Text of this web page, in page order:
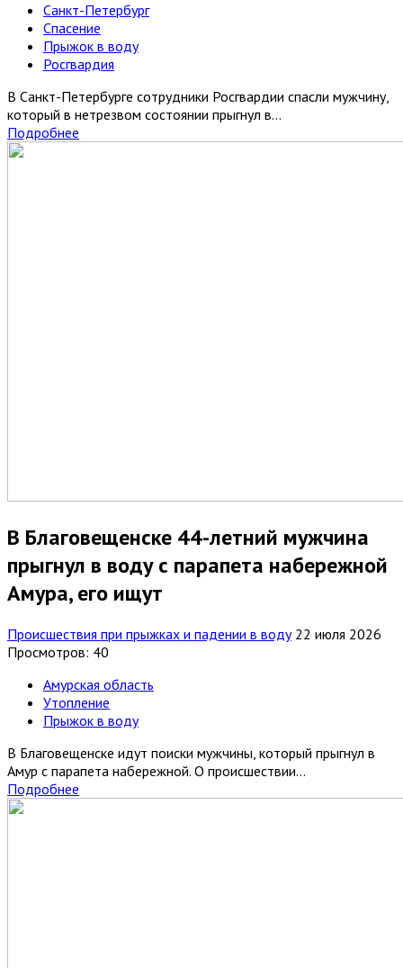
Санкт-Петербург
Спасение
Прыжок в воду
Росгвардия
В Санкт-Петербурге сотрудники Росгвардии спасли мужчину,
который в нетрезвом состоянии прыгнул в...
Подробнее
В Благовещенске 44-летний мужчина
прыгнул в воду с парапета набережной
Амура, его ищут
Происшествия при прыжках и падении в воду 22 июля 2026
Просмотров: 40
Амурская область
Утопление
Прыжок в воду
В Благовещенске идут поиски мужчины, который прыгнул в
Амур с парапета набережной. О происшествии...
Подробнее